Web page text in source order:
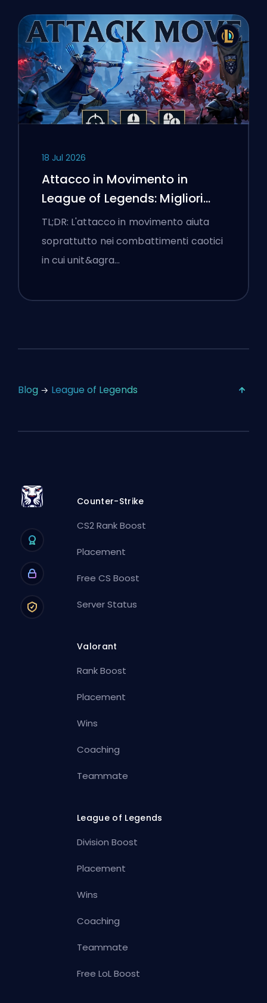
18 Jul 2026
Attacco in Movimento in
League of Legends: Migliori
Impostazioni
TL;DR: L'attacco in movimento aiuta
soprattutto nei combattimenti caotici
in cui unit&agra…
Blog League of Legends
Counter-Strike
CS2 Rank Boost
Placement
Free CS Boost
Server Status
Valorant
Rank Boost
Placement
Wins
Coaching
Teammate
League of Legends
Division Boost
Placement
Wins
Coaching
Teammate
Free LoL Boost